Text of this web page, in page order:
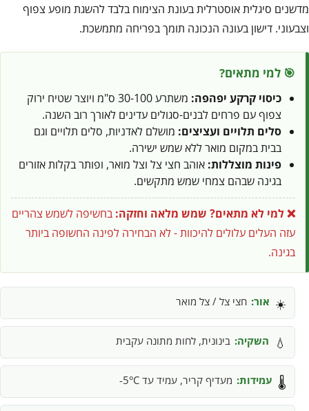
מדשנים סיגלית אוסטרלית בעונת הצימוח בלבד להשגת מופע צפוף
וצבעוני. דישון בעונה הנכונה תומך בפריחה מתמשכת.
🎯 למי מתאים?
כיסוי קרקע יפהפה:
משתרע 30-100 ס"מ ויוצר שטיח ירוק
צפוף עם פרחים לבנים-סגולים עדינים לאורך רוב השנה.
סלים תלויים ועציצים: מושלם לאדניות, סלים תלויים וגם
בבית במקום מואר ללא שמש ישירה.
פינות מוצללות: אוהב חצי צל וצל מואר, ופותר בקלות אזורים
בגינה שבהם צמחי שמש מתקשים.
❌ למי לא מתאים? שמש מלאה וחזקה: בחשיפה לשמש צהריים
עזה העלים עלולים להיכוות - לא הבחירה לפינה החשופה ביותר
בגינה.
☀️ אור: חצי צל / צל מואר
💧 השקיה: בינונית, לחות מתונה עקבית
🌡️ עמידות: מעדיף קריר, עמיד עד 5°C-